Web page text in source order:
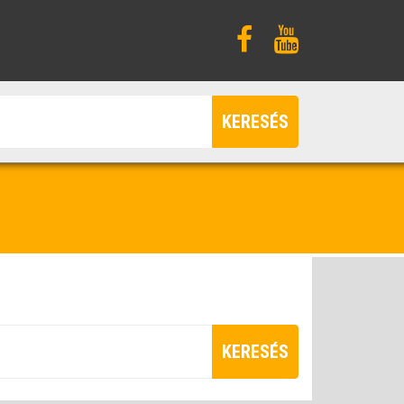
KERESÉS
KERESÉS